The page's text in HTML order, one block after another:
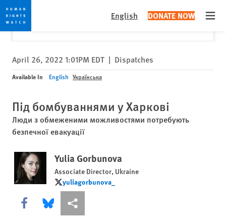
Skip
to
cookie
privacy
notice
Skip
to
main
content
English DONATE NOW
Would you like to read this page in English?
Yes
✕
April 26, 2022 1:01PM EDT | Dispatches
Available In English Українська
Під бомбуваннями у Харкові
Люди з обмеженими можливостями потребують
безпечної евакуації
Yulia Gorbunova
Associate Director, Ukraine
yuliagorbunova_
yuliagorbunova_
Share this via Facebook
Share this via Bluesky
Share this via Поділитися